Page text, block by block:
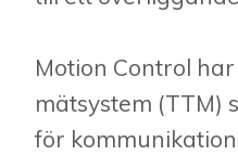
Motion Control
mätsystem (TTM)
för